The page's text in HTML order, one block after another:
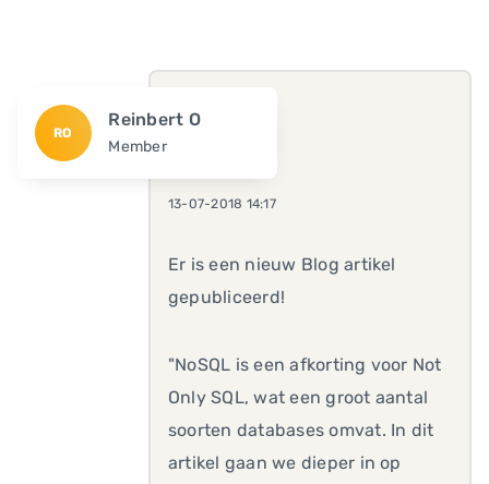
RO
Reinbert O
Member
13-07-2018 14:17
Er is een nieuw Blog artikel
gepubliceerd!
"NoSQL is een afkorting voor Not
Only SQL, wat een groot aantal
soorten databases omvat. In dit
artikel gaan we dieper in op